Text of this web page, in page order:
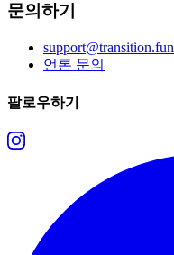
문의하기
support@transition.fun
언론 문의
팔로우하기